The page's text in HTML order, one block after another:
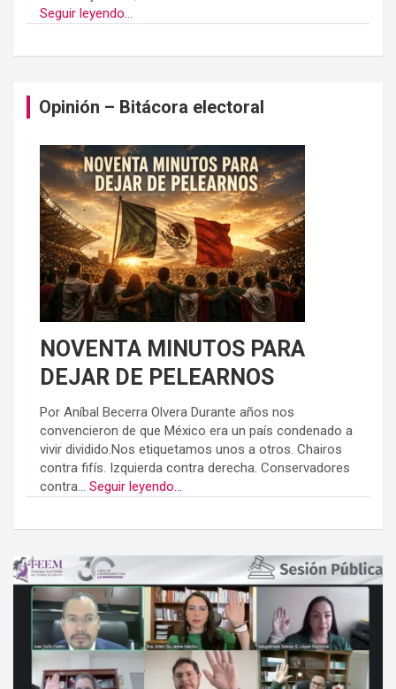
Seguir leyendo...
Opinión – Bitácora electoral
NOVENTA MINUTOS PARA
DEJAR DE PELEARNOS
Por Aníbal Becerra Olvera Durante años nos
convencieron de que México era un país condenado a
vivir dividido.Nos etiquetamos unos a otros. Chairos
contra fifís. Izquierda contra derecha. Conservadores
contra... Seguir leyendo...